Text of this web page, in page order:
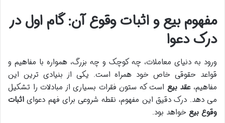
مفهوم بیع و اثبات وقوع آن: گام اول در
درک دعوا
ورود به دنیای معاملات، چه کوچک و چه بزرگ، همواره با مفاهیم و
قواعد حقوقی خاص خود همراه است. یکی از بنیادی ترین این
مفاهیم،عقد بیع است که ستون فقرات بسیاری از مبادلات را تشکیل
می دهد. درک دقیق این مفهوم، نقطه شروعی برای فهم دعوای اثبات
وقوع بیع خواهد بود.